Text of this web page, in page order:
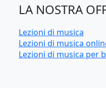
LA NOSTRA
Lezioni di musica
Lezioni di musica
Lezioni di musica per